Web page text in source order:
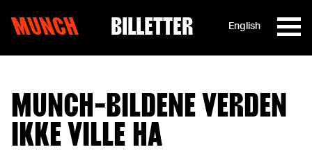
MUNCH BILLETTER English
MUNCH-BILDENE VERDEN
IKKE VILLE HA